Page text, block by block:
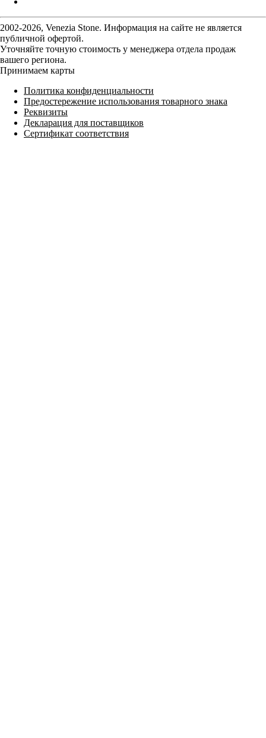
2002-2026, Venezia Stone. Информация на сайте не является
публичной офертой.
Уточняйте точную стоимость у менеджера отдела продаж
вашего региона.
Принимаем карты
Политика конфиденциальности
Предостережение использования товарного знака
Реквизиты
Декларация для поставщиков
Сертификат соответствия